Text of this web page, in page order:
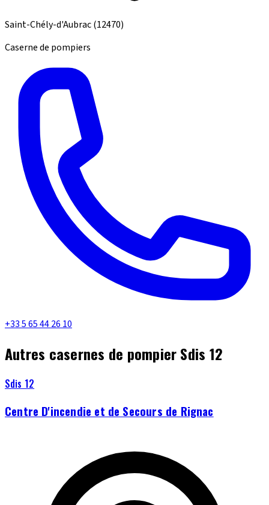
Saint-Chély-d'Aubrac(12470)
Caserne de pompiers
+33 5 65 44 26 10
Autres casernes de pompier Sdis 12
Sdis 12
Centre D'incendie et de Secours de Rignac